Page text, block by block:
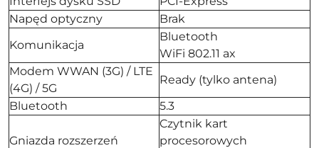
Napęd optyczny
Brak
Komunikacja
Bluetooth
WiFi 802.11 ax
Modem WWAN (3G) / LTE
(4G) / 5G
Ready (tylko antena)
Bluetooth
5.3
Gniazda rozszerzeń
Czytnik kart
procesorowych